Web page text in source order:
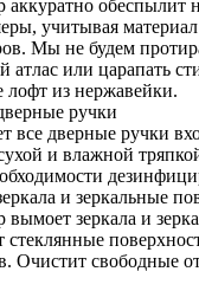
аккуратно обеспылит
учитывая материал
Мы не будем
атлас или царапать
лофт из нержавейки.
ручки
все дверные ручки
и влажной
и зеркальные
вымоет зеркала и
стеклянные
Очистит свободные